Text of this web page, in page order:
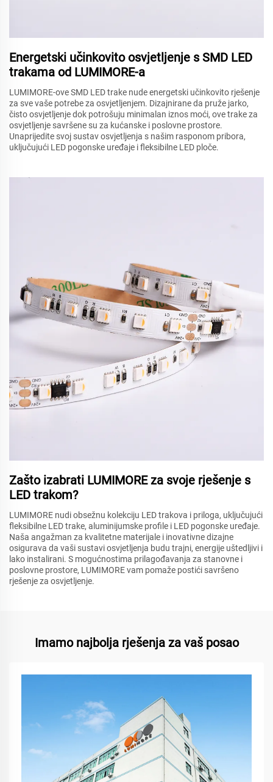
Energetski učinkovito osvjetljenje s SMD LED
trakama od LUMIMORE-a
LUMIMORE-ove SMD LED trake nude energetski učinkovito rješenje
za sve vaše potrebe za osvjetljenjem. Dizajnirane da pruže jarko,
čisto osvjetljenje dok potrošuju minimalan iznos moći, ove trake za
osvjetljenje savršene su za kućanske i poslovne prostore.
Unaprijedite svoj sustav osvjetljenja s našim rasponom pribora,
uključujući LED pogonske uređaje i fleksibilne LED ploče.
Zašto izabrati LUMIMORE za svoje rješenje s
LED trakom?
LUMIMORE nudi obsežnu kolekciju LED trakova i priloga, uključujući
fleksibilne LED trake, aluminijumske profile i LED pogonske uređaje.
Naša angažman za kvalitetne materijale i inovativne dizajne
osigurava da vaši sustavi osvjetljenja budu trajni, energije uštedljivi i
lako instalirani. S mogućnostima prilagođavanja za stanovne i
poslovne prostore, LUMIMORE vam pomaže postići savršeno
rješenje za osvjetljenje.
Imamo najbolja rješenja za vaš posao